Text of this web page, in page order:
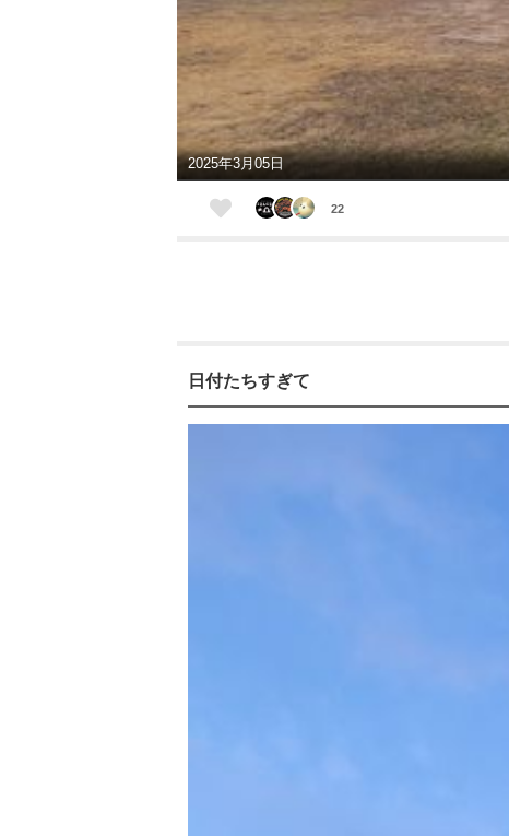
2025年3月05日
22
日付たちすぎて